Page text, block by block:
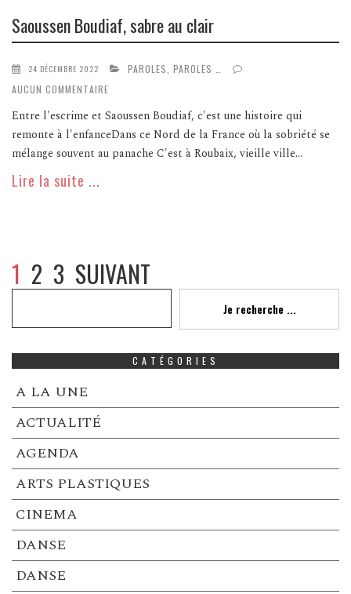
Saoussen Boudiaf, sabre au clair
24 DÉCEMBRE 2022
PAROLES, PAROLES …
AUCUN COMMENTAIRE
Entre l'escrime et Saoussen Boudiaf, c'est une histoire qui
remonte à l'enfanceDans ce Nord de la France où la sobriété se
mélange souvent au panache C'est à Roubaix, vieille ville...
Lire la suite ...
1 2 3 SUIVANT
Je recherche ...
CATÉGORIES
A LA UNE
ACTUALITÉ
AGENDA
ARTS PLASTIQUES
CINEMA
DANSE
DANSE